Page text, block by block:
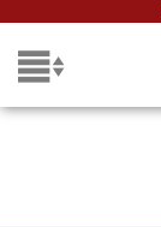
springen